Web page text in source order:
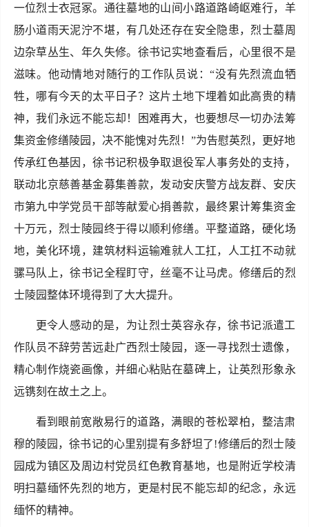
一位烈士衣冠冢。通往墓地的山间小路道路崎岖难行，羊
肠小道雨天泥泞不堪，有几处还存在安全隐患，烈士墓周
边杂草丛生、年久失修。徐书记实地查看后，心里很不是
滋味。他动情地对随行的工作队员说：“没有先烈流血牺
牲，哪有今天的太平日子？这片土地下埋着如此高贵的精
神，我们永远不能忘却！困难再大，也要想尽一切办法筹
集资金修缮陵园，决不能愧对先烈！”为告慰英烈，更好地
传承红色基因，徐书记积极争取退役军人事务处的支持，
联动北京慈善基金募集善款，发动安庆警方战友群、安庆
市第九中学党员干部等献爱心捐善款，最终累计筹集资金
十万元，烈士陵园终于得以顺利修缮。平整道路，硬化场
地，美化环境，建筑材料运输难就人工扛，人工扛不动就
骡马队上，徐书记全程盯守，丝毫不让马虎。修缮后的烈
士陵园整体环境得到了大大提升。
更令人感动的是，为让烈士英容永存，徐书记派遣工
作队员不辞劳苦远赴广西烈士陵园，逐一寻找烈士遗像，
精心制作烧瓷画像，并细心粘贴在墓碑上，让英烈形象永
远镌刻在故土之上。
看到眼前宽敞易行的道路，满眼的苍松翠柏，整洁肃
穆的陵园，徐书记的心里别提有多舒坦了!修缮后的烈士陵
园成为镇区及周边村党员红色教育基地，也是附近学校清
明扫墓缅怀先烈的地方，更是村民不能忘却的纪念，永远
缅怀的精神。